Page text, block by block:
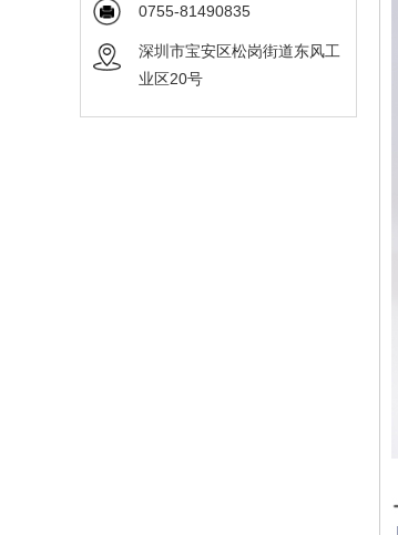
0755-81490835
深圳市宝安区松岗街道东风工
业区20号